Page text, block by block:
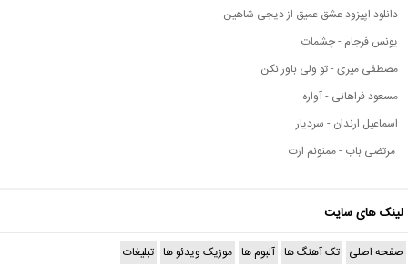
دانلود اپیزود عشق عمیق از دیجی شاهین
یونس فرجام - چشمات
مصطفی میری - تو ولی باور نکن
مسعود فراهانی - آواره
اسماعیل ارندان - سردیار
مرتضی باب - ممنونم ازت
لینک های سایت
صفحه اصلی تک آهنگ ها آلبوم ها موزیک ویدئو ها تبلیغات